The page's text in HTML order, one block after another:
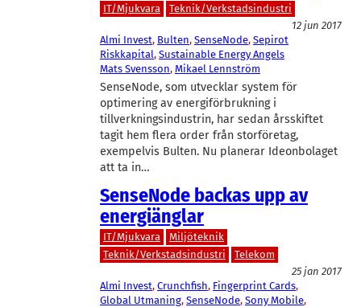
IT/Mjukvara
Teknik/Verkstadsindustri
12 jun 2017
Almi Invest, Bulten, SenseNode, Sepirot
Riskkapital, Sustainable Energy Angels
Mats Svensson, Mikael Lennström
SenseNode, som utvecklar system för
optimering av energiförbrukning i
tillverkningsindustrin, har sedan årsskiftet
tagit hem flera order från storföretag,
exempelvis Bulten. Nu planerar Ideonbolaget
att ta in…
SenseNode backas upp av
energiänglar
IT/Mjukvara
Miljöteknik
Teknik/Verkstadsindustri
Telekom
25 jan 2017
Almi Invest, Crunchfish, Fingerprint Cards
Global Utmaning, SenseNode, Sony Mobile